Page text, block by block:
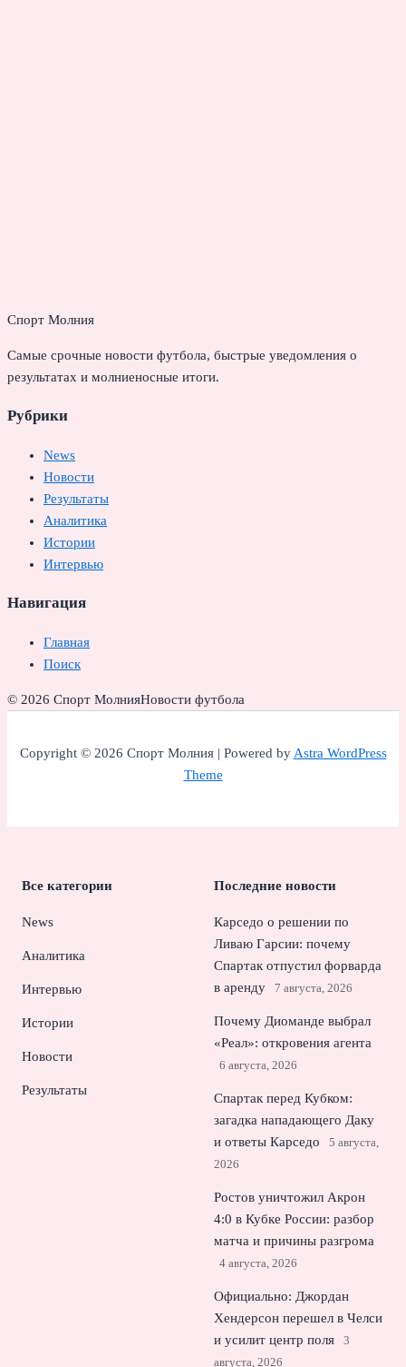
Спорт Молния
Самые срочные новости футбола, быстрые уведомления о
результатах и молниеносные итоги.
Рубрики
News
Новости
Результаты
Аналитика
Истории
Интервью
Навигация
Главная
Поиск
© 2026 Спорт МолнияНовости футбола
Copyright © 2026 Спорт Молния | Powered byAstra WordPress
Theme
Все категории
News
Аналитика
Интервью
Истории
Новости
Результаты
Последние новости
Карседо о решении по
Ливаю Гарсии: почему
Спартак отпустил форварда
в аренду
7 августа, 2026
Почему Диоманде выбрал
«Реал»: откровения агента
6 августа, 2026
Спартак перед Кубком:
загадка нападающего Даку
и ответы Карседо
5 августа,
2026
Ростов уничтожил Акрон
4:0 в Кубке России: разбор
матча и причины разгрома
4 августа, 2026
Официально: Джордан
Хендерсон перешел в Челси
и усилит центр поля
3
августа, 2026